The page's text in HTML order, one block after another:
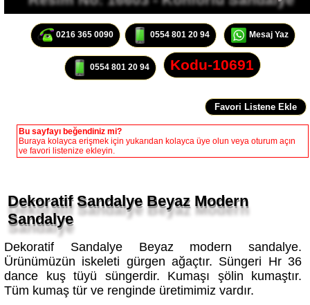
0216 365 0090 0554 801 20 94 Mesaj Yaz
0554 801 20 94 Kodu-10691
Buraya kolayca erişmek için yukarıdan kolayca üye olun veya oturum açın
ve favori listenize ekleyin.
Sandalye
Dekoratif Sandalye Beyaz modern sandalye.
Ürünümüzün iskeleti gürgen ağaçtır. Süngeri Hr 36
dance kuş tüyü süngerdir. Kumaşı şölin kumaştır.
Tüm kumaş tür ve renginde üretimimiz vardır.